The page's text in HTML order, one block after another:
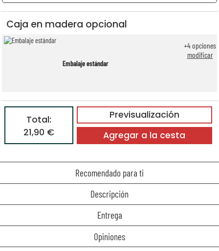
Caja en madera opcional
Embalaje estándar
+4opciones
modificar
Previsualización
Total:
21,90 €
Agregar a la cesta
Recomendado para ti
Descripción
Entrega
Opiniones